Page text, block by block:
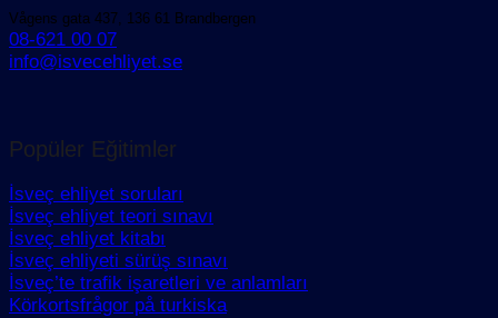
Vågens gata 437, 136 61 Brandbergen
08-621 00 07
info@isvecehliyet.se
Popüler Eğitimler
İsveç ehliyet soruları
İsveç ehliyet teori sınavı
İsveç ehliyet kitabı
İsveç ehliyeti sürüş sınavı
İsveç’te trafik işaretleri ve anlamları
Körkortsfrågor på turkiska